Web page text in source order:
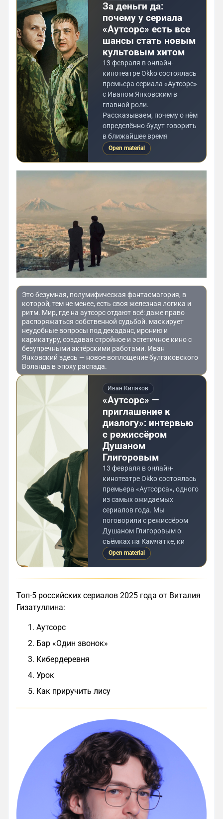
За деньги да:
почему у сериала
«Аутсорс» есть все
шансы стать новым
культовым хитом
13 февраля в онлайн-
кинотеатре Okko состоялась
премьера сериала «Аутсорс»
с Иваном Янковским в
главной роли.
Рассказываем, почему о нём
определённо будут говорить
в ближайшее время
Open material
Это безумная, полумифическая фантасмагория, в
которой, тем не менее, есть своя железная логика и
ритм. Мир, где на аутсорс отдают всё: даже право
распоряжаться собственной судьбой. маскирует
неудобные вопросы под декаданс, иронию и
карикатуру, создавая стройное и эстетичное кино с
безупречными актёрскими работами. Иван
Янковский здесь — новое воплощение булгаковского
Воланда в эпоху распада.
Иван Киляков
«Аутсорс» —
приглашение к
диалогу»: интервью
с режиссёром
Душаном
Глигоровым
13 февраля в онлайн-
кинотеатре Okko состоялась
премьера «Аутсорса», одного
из самых ожидаемых
сериалов года. Мы
поговорили с режиссёром
Душаном Глигоровым о
съёмках на Камчатке, ки
Open material
Топ-5 российских сериалов 2025 года от Виталия
Гизатуллина:
Аутсорс
Бар «Один звонок»
Кибердеревня
Урок
Как приручить лису